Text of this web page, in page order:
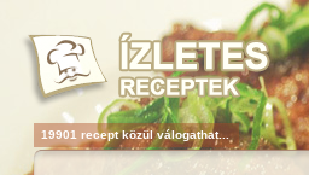
19901 recept közül válogathat...